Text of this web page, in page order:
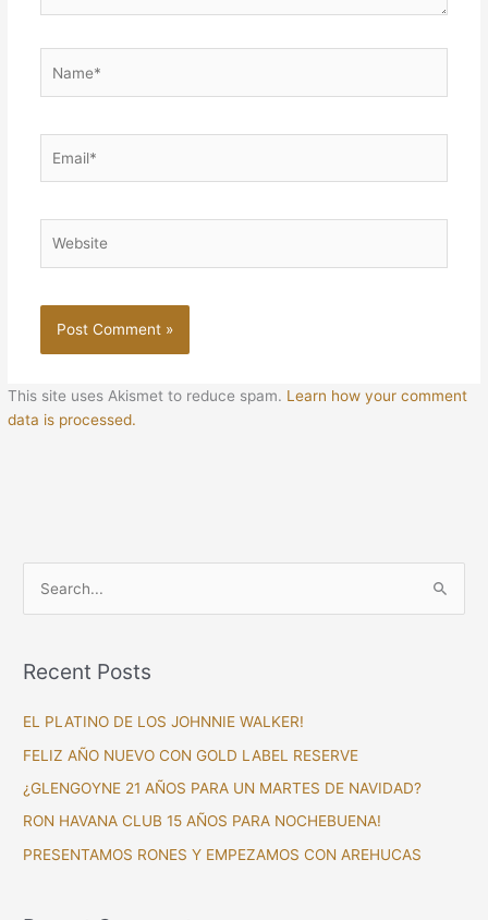
This site uses Akismet to reduce spam. Learn how your comment
data is processed.
r
o
r
:
Recent Posts
EL PLATINO DE LOS JOHNNIE WALKER!
FELIZ AÑO NUEVO CON GOLD LABEL RESERVE
¿GLENGOYNE 21 AÑOS PARA UN MARTES DE NAVIDAD?
RON HAVANA CLUB 15 AÑOS PARA NOCHEBUENA!
PRESENTAMOS RONES Y EMPEZAMOS CON AREHUCAS